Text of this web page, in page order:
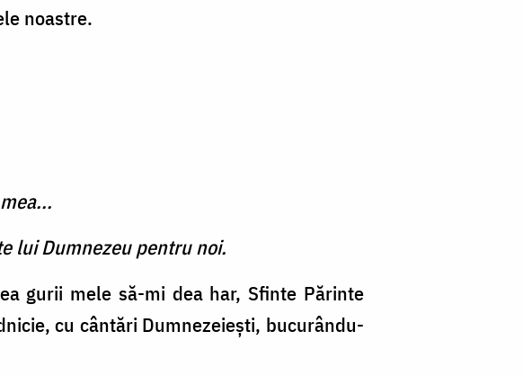
noastre.
lui Dumnezeu pentru noi.
gurii mele să-mi dea har, Sfinte Părinte
cu cântări Dumnezeieşti, bucurându-